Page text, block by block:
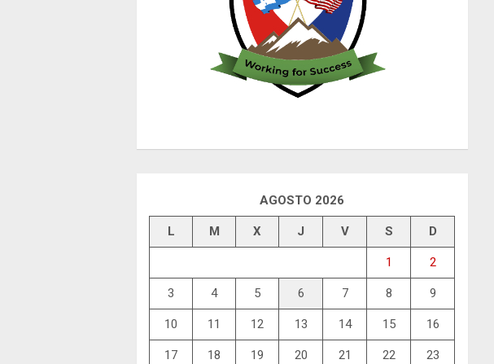
AGOSTO 2026
L M X J V S D
1 2
3 4 5 6 7 8 9
10 11 12 13 14 15 16
17 18 19 20 21 22 23